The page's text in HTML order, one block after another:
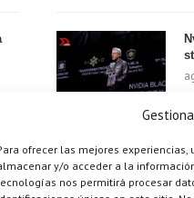
ofrecer las mejores
y/o acceder a la
nos permitirá procesar